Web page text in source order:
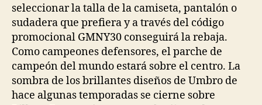
seleccionar la talla de la camiseta, pantalón o
sudadera que prefiera y a través del código
promocional GMNY30 conseguirá la rebaja.
Como campeones defensores, el parche de
campeón del mundo estará sobre el centro. La
sombra de los brillantes diseños de Umbro de
hace algunas temporadas se cierne sobre